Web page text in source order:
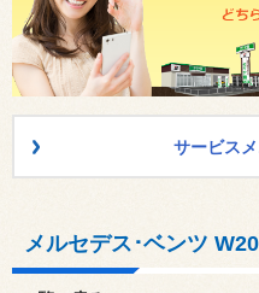
サービス
メルセデス･ベンツ